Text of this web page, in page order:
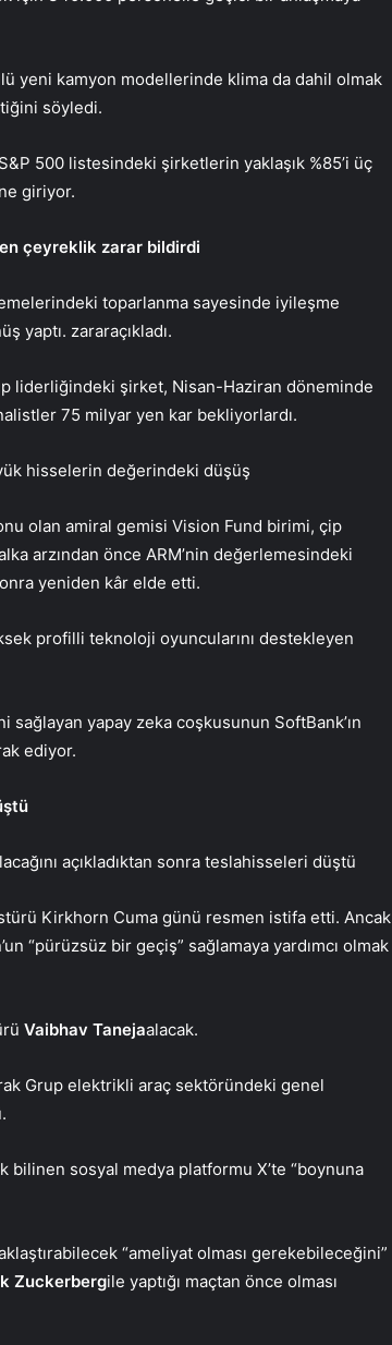
yeni kamyon modellerinde klima da dahil olmak
söyledi.
500 listesindeki şirketlerin yaklaşık %85’i üç
giriyor.
çeyreklik zarar bildirdi
toparlanma sayesinde iyileşme
yaptı. zararaçıkladı.
liderliğindeki şirket, Nisan-Haziran döneminde
75 milyar yen kar bekliyorlardı.
hisselerin değerindeki düşüş
olan amiral gemisi Vision Fund birimi, çip
arzından önce ARM’nin değerlemesindeki
yeniden kâr elde etti.
profilli teknoloji oyuncularını destekleyen
sağlayan yapay zeka coşkusunun SoftBank’ın
ediyor.
açıkladıktan sonra teslahisseleri düştü
Kirkhorn Cuma günü resmen istifa etti. Ancak
“pürüzsüz bir geçiş” sağlamaya yardımcı olmak
Vaibhav Tanejaalacak.
Grup elektrikli araç sektöründeki genel
bilinen sosyal medya platformu X’te “boynuna
“ameliyat olması gerekebileceğini”
Zuckerbergile yaptığı maçtan önce olması